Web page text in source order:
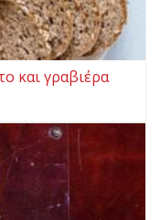
και γραβιέρα